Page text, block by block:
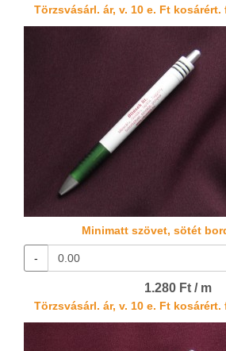
Törzsvásárl. ár, v. 10 e. Ft kosárért.
Minimatt szövet, sötét
-
1.280 Ft / m
Törzsvásárl. ár, v. 10 e. Ft kosárért.